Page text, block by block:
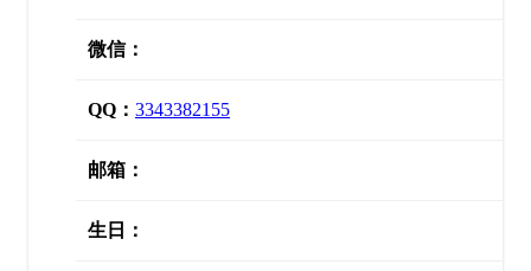
微信：
QQ： 3343382155
邮箱：
生日：